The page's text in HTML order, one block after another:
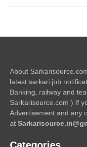
About
latest sarkari job
Banking, railway and
Sarkarisource.com ) If
Advertisement and any
at